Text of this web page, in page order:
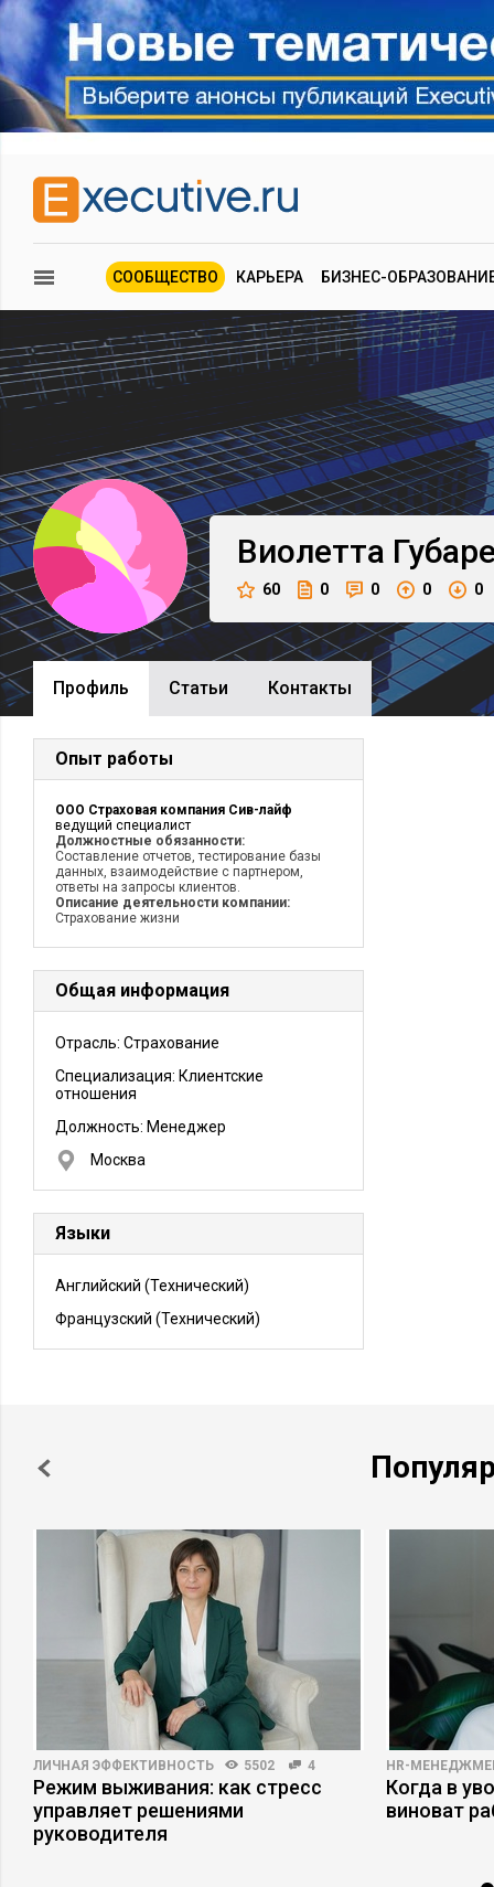
СООБЩЕСТВО КАРЬЕРА БИЗНЕС-
Виолетта
60 0 0 0 0
Профиль Cтатьи Контакты
Опыт работы
ООО Страховая компания Сив-лайф
ведущий специалист
Должностные обязанности:
Составление отчетов, тестирование базы
данных, взаимодействие с партнером,
ответы на запросы клиентов.
Описание деятельности компании:
Страхование жизни
Общая информация
Отрасль: Страхование
Специализация: Клиентские
отношения
Должность: Менеджер
Москва
Языки
Английский (Технический)
Французский (Технический)
ЛИЧНАЯ ЭФФЕКТИВНОСТЬ 5502 4
Режим выживания: как стресс
управляет решениями
руководителя
HR-
Когда в
виноват